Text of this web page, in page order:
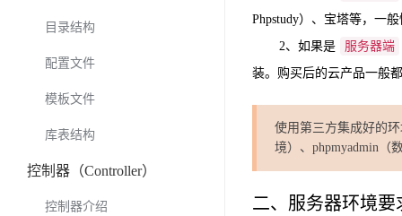
目录结构
配置文件
模板文件
库表结构
控制器（Controller）
控制器介绍
Phpstudy）、宝塔等，一
2、如果是
服务器端
装。购买后的云产品一般
使用第三方集成好的
境）、phpmyadmin（
二、服务器环境要